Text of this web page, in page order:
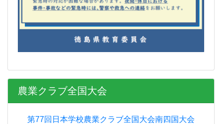
農業クラブ全国大会
第77回日本学校農業クラブ全国大会南四国大会